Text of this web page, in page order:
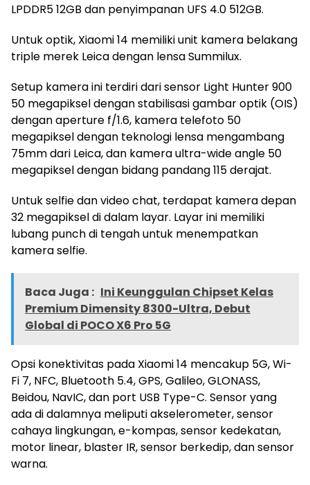
LPDDR5 12GB dan penyimpanan UFS 4.0 512GB.
Untuk optik, Xiaomi 14 memiliki unit kamera belakang
triple merek Leica dengan lensa Summilux.
Setup kamera ini terdiri dari sensor Light Hunter 900
50 megapiksel dengan stabilisasi gambar optik (OIS)
dengan aperture f/1.6, kamera telefoto 50
megapiksel dengan teknologi lensa mengambang
75mm dari Leica, dan kamera ultra-wide angle 50
megapiksel dengan bidang pandang 115 derajat.
Untuk selfie dan video chat, terdapat kamera depan
32 megapiksel di dalam layar. Layar ini memiliki
lubang punch di tengah untuk menempatkan
kamera selfie.
Baca Juga : Ini Keunggulan Chipset Kelas
Premium Dimensity 8300-Ultra, Debut
Global di POCO X6 Pro 5G
Opsi konektivitas pada Xiaomi 14 mencakup 5G, Wi-
Fi 7, NFC, Bluetooth 5.4, GPS, Galileo, GLONASS,
Beidou, NavIC, dan port USB Type-C. Sensor yang
ada di dalamnya meliputi akselerometer, sensor
cahaya lingkungan, e-kompas, sensor kedekatan,
motor linear, blaster IR, sensor berkedip, dan sensor
warna.